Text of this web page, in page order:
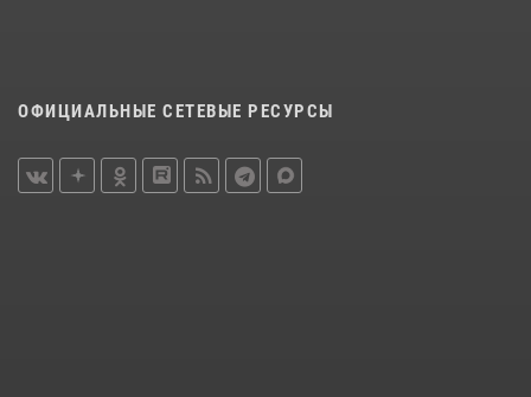
ОФИЦИАЛЬНЫЕ СЕТЕВЫЕ РЕСУРСЫ